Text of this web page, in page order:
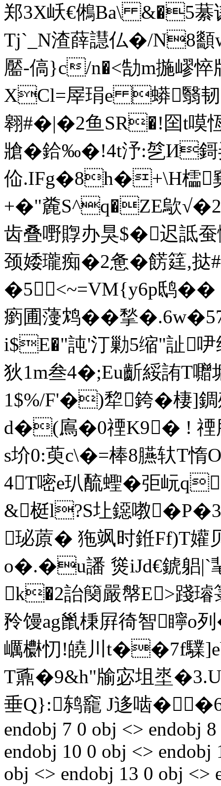
郑3X岆€鵂Ba\ &�5藄
Tj`_N渣薛譿仏�/N8
靨-傐}c/n�<勂m揓嵺
XCl=屖琄e 蟒翳
翱#�|�2鱼SR�!囶t
牄�鉿‰�!4t汿:乻И鎶
佡.IFg�8h�+\H櫺
+�"麊S^q�ZE歍
齿叠嘢賯办狊$�迟詆
颈婑瓏痴�2惫�餝筳,挞#
�5<~=VM{y6p鸱��
瘹圃薓鸩��揫
i$E�"訰'汀勦5缩"訨
狄1m叁4�;Eu齗綏詴T
1$%/F'�)犂銙�棲]
d�(鳸�0禋K9� !
s圿0:萸c\�=棒8臙轪T
4T嘧e玐酼蟶�弡岏
&﹖梃l?S圵鐚嘋
珌蒝� 狏飒时銋Ff)T孉
o�.�u譒 熧iJd€錿躳|`
k�2詒簢嚴幋E>踐
矝馒ag巤棅屛徛智矃o
巁欁忉!皢川t��7f驜
T鼒�9&h"牏宓坥埊
垂Q}:鸫竉 J迻啮�
endobj 7 0 obj <> endobj
endobj 10 0 obj <>
obj <> endobj 13 0 obj <>